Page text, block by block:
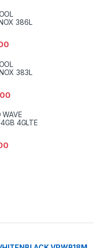
386L
383L
WAVE
4GLTE